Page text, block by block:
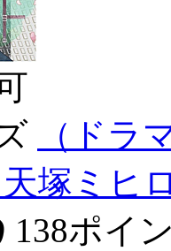
（ドラ
塚ミヒ
138ポイ